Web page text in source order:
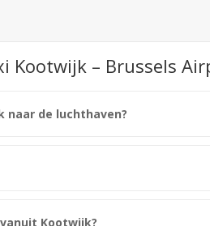
Kootwijk – Brussels
naar de luchthaven?
Kootwijk?